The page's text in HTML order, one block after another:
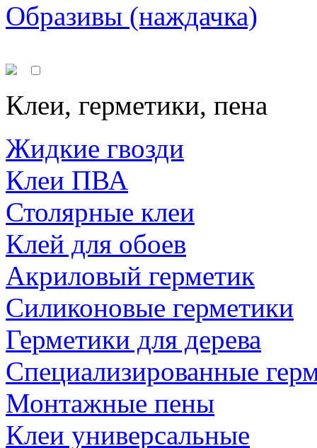
Образивы (наждачка)
Клеи, герметики, пена
Жидкие гвозди
Клеи ПВА
Столярные клеи
Клей для обоев
Акриловый герметик
Силиконовые герметики
Герметики для дерева
Специализированные
Монтажные пены
Клеи универсальные